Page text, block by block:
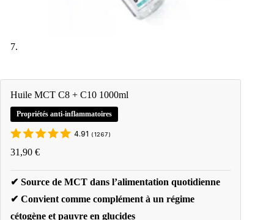
Huile MCT C8 + C10 1000ml
Propriétés anti-inflammatoires
4.91 ( 1267)
31,90 €
✔ Source de MCT dans l’alimentation quotidienne
✔ Convient comme complément à un régime
cétogène et pauvre en glucides